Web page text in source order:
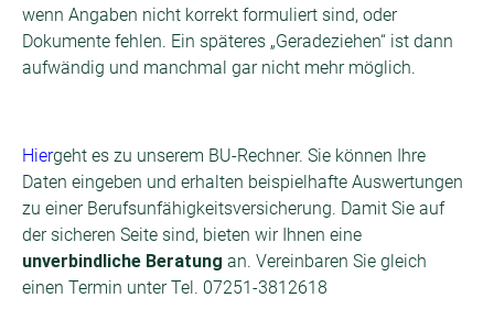
wenn Angaben nicht korrekt formuliert sind, oder
Dokumente fehlen. Ein späteres „Geradeziehen“ ist dann
aufwändig und manchmal gar nicht mehr möglich.
Hiergeht es zu unserem BU-Rechner. Sie können Ihre
Daten eingeben und erhalten beispielhafte Auswertungen
zu einer Berufsunfähigkeitsversicherung. Damit Sie auf
der sicheren Seite sind, bieten wir Ihnen eine
unverbindliche Beratung an. Vereinbaren Sie gleich
einen Termin unter Tel. 07251-3812618